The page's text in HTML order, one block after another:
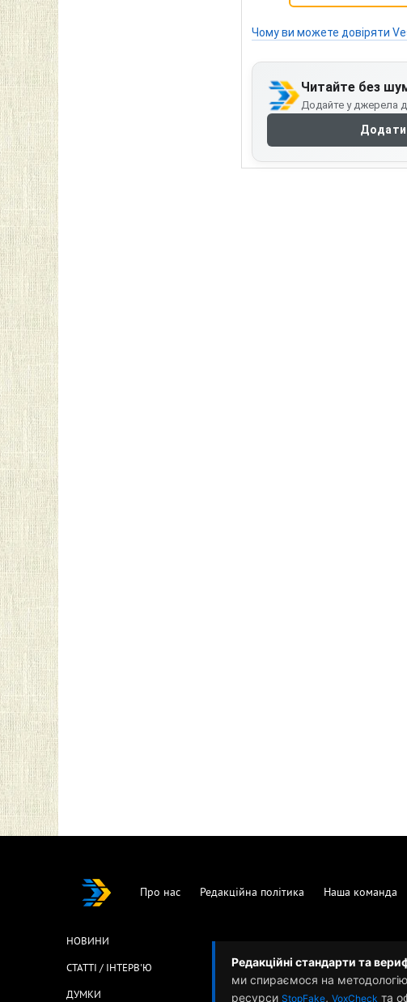
Чому ви можете довіряти
Читайте без
Додайте у джерела
Додати
Про нас Редакційна політика Наша команда
НОВИНИ
СТАТТІ / ІНТЕРВ'Ю
ДУМКИ
Редакційні стандарти та
ми спираємося на
ресурси StopFake, VoxCheck та